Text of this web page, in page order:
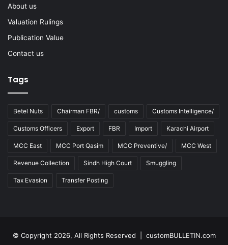
About us
Valuation Rulings
Publication Value
Contact us
Tags
Betel Nuts Chairman FBR/ customs Customs Intelligence/
Customs Officers Export FBR Import Karachi Airport
MCC East MCC Port Qasim MCC Preventive/ MCC West
Revenue Collection Sindh High Court Smuggling
Tax Evasion Transfer Posting
© Copyright 2026, All Rights Reserved | customBULLETIN.com